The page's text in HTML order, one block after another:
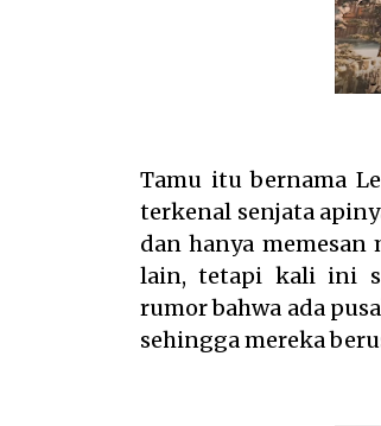
Tamu itu bernama
terkenal senjata
dan hanya memesan
lain, tetapi kali ini
rumor bahwa ada
sehingga mereka